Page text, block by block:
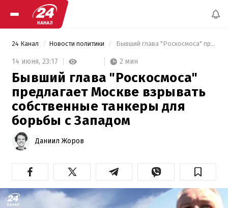
24 Канал Новости политики Бывший глава "Роскосмоса" предлагает Москве взрывать собственные танкеры для борьбы с Западом
14 июня, 23:17 2 мин
Бывший глава "Роскосмоса"
предлагает Москве взрывать
собственные танкеры для
борьбы с Западом
Даниил Жоров